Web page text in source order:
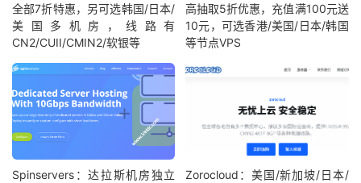
全部7折特惠，另可选韩国/日本/
美国多机房，线路有
CN2/CUII/CMIN2/软银等
高抽取5折优惠，充值满100元送
10元，可选香港/美国/日本/韩国
等节点VPS
Spinservers：达拉斯机房独立
Zorocloud：美国/新加坡/日本/